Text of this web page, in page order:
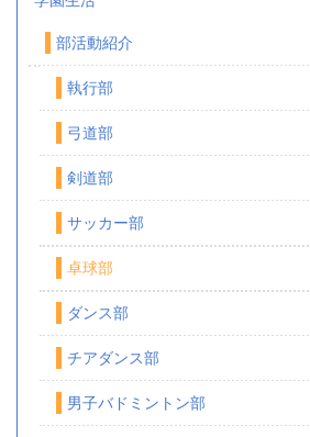
部活動紹介
執行部
弓道部
剣道部
サッカー部
卓球部
ダンス部
チアダンス部
男子バドミントン部